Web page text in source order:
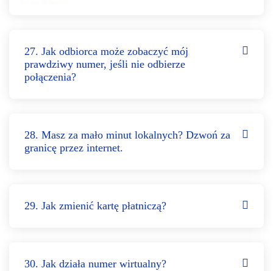
27. Jak odbiorca może zobaczyć mój
prawdziwy numer, jeśli nie odbierze
połączenia?
28. Masz za mało minut lokalnych? Dzwoń za
granicę przez internet.
29. Jak zmienić kartę płatniczą?
30. Jak działa numer wirtualny?